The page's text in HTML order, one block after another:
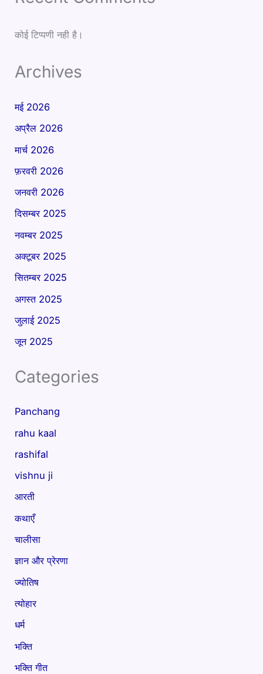
कोई टिप्पणी नही है।
Archives
मई 2026
अप्रैल 2026
मार्च 2026
फ़रवरी 2026
जनवरी 2026
दिसम्बर 2025
नवम्बर 2025
अक्टूबर 2025
सितम्बर 2025
अगस्त 2025
जुलाई 2025
जून 2025
Categories
Panchang
rahu kaal
rashifal
vishnu ji
आरती
कथाएँ
चालीसा
ज्ञान और प्रेरणा
ज्योतिष
त्योहार
धर्म
भक्ति
भक्ति गीत